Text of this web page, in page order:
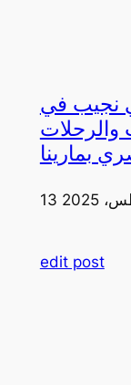
نجيب في
والرحلات
بمارينا
2025
edit post